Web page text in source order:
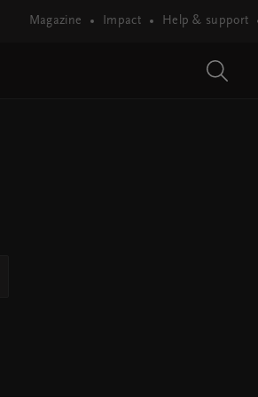
Magazine Impact Help & support